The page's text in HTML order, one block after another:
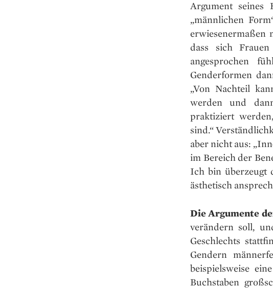
Argument seines
„männlichen
erwiesenermaßen
dass sich
angesprochen
Genderformen
„Von Nachteil
werden und
praktiziert
sind.“
aber nicht aus:
im Bereich der
Ich bin überzeugt
ästhetisch
Die Argumente
verändern soll,
Geschlechts
Gendern
beispielsweise
Buchstaben